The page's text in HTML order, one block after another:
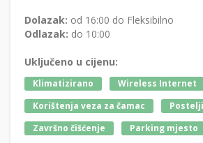
Dolazak: od 16:00 do Fleksibilno
Odlazak: do 10:00
Uključeno u cijenu:
Klimatizirano
Wireless Internet
Korištenja veza za čamac
Završno čišćenje
Parking mjesto